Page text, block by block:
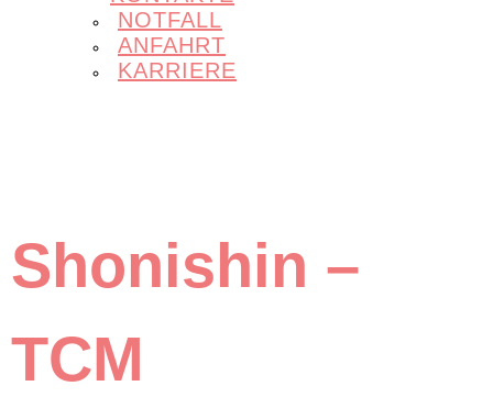
NOTFALL
ANFAHRT
KARRIERE
Shonishin –
TCM